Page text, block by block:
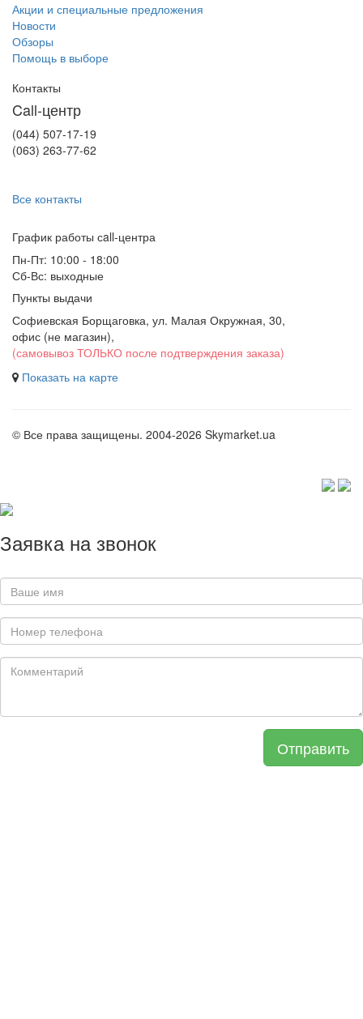
Акции и специальные предложения
Новости
Обзоры
Помощь в выборе
Контакты
Call-центр
(044) 507-17-19
(063) 263-77-62
Все контакты
График работы сall-центра
Пн-Пт: 10:00 - 18:00
Сб-Вс: выходные
Пункты выдачи
Софиевская Борщаговка, ул. Малая Окружная, 30,
офис (не магазин),
(самовывоз ТОЛЬКО после подтверждения заказа)
Показать на карте
© Все права защищены. 2004-2026 Skymarket.ua
Заявка на звонок
Отправить